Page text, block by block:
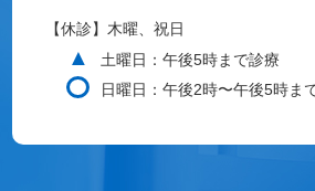
【休診】木曜、祝日
▲
土曜日：午後5時まで診療
日曜日：午後2時〜午後5時ま